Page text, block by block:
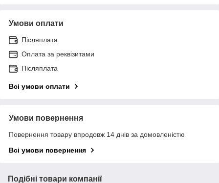
Умови оплати
Післяплата
Оплата за реквізитами
Післяплата
Всі умови оплати
Умови повернення
Повернення товару впродовж 14 днів за домовленістю
Всі умови повернення
Подібні товари компанії